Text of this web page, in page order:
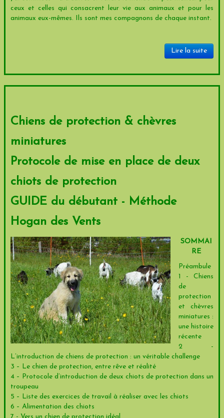
ceux et celles qui consacrent leur vie aux animaux et pour les
animaux eux-mêmes. Ils sont mes compagnons de chaque instant.
Lire la suite
Chiens de protection & chèvres
miniatures
Protocole de mise en place de deux
chiots de protection
GUIDE du débutant - Méthode
Hogan des Vents
SOMMAI
RE
Préambule
1 - Chiens
de
protection
et chèvres
miniatures :
une histoire
récente
2 -
L’introduction de chiens de protection : un véritable challenge
3 – Le chien de protection, entre rêve et réalité
4 – Protocole d’introduction de deux chiots de protection dans un
troupeau
5 – Liste des exercices de travail à réaliser avec les chiots
6 – Alimentation des chiots